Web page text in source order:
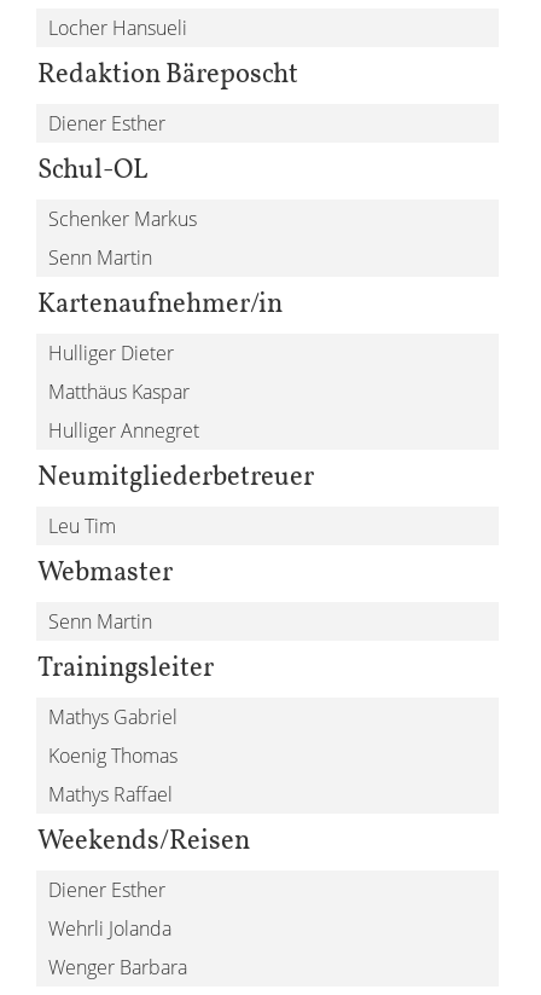
Locher Hansueli
Redaktion Bäreposcht
Diener Esther
Schul-OL
Schenker Markus
Senn Martin
Kartenaufnehmer/in
Hulliger Dieter
Matthäus Kaspar
Hulliger Annegret
Neumitgliederbetreuer
Leu Tim
Webmaster
Senn Martin
Trainingsleiter
Mathys Gabriel
Koenig Thomas
Mathys Raffael
Weekends/Reisen
Diener Esther
Wehrli Jolanda
Wenger Barbara